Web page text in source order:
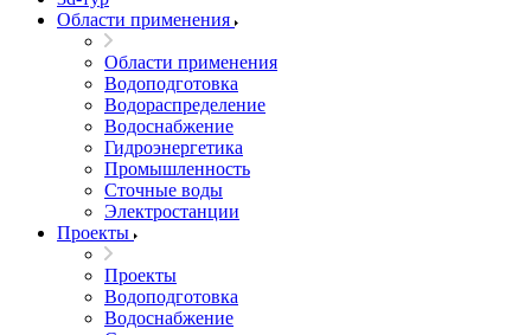
Области применения
Области применения
Водоподготовка
Водораспределение
Водоснабжение
Гидроэнергетика
Промышленность
Сточные воды
Электростанции
Проекты
Проекты
Водоподготовка
Водоснабжение